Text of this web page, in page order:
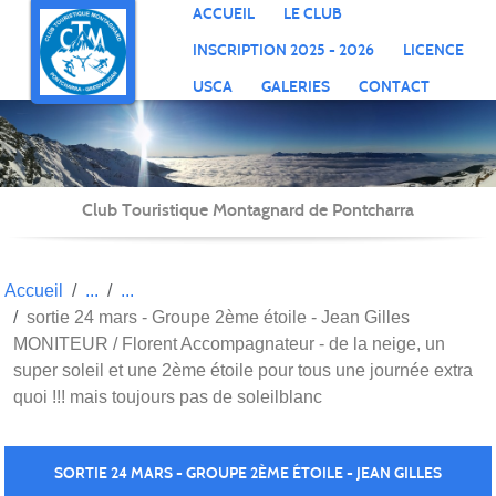
ACCUEIL
LE CLUB
INSCRIPTION 2025 - 2026
LICENCE
USCA
GALERIES CONTACT
Club Touristique Montagnard de Pontcharra
Accueil
sortie 24 mars - Groupe 2ème étoile - Jean Gilles
MONITEUR / Florent Accompagnateur - de la neige, un
super soleil et une 2ème étoile pour tous une journée extra
quoi !!! mais toujours pas de soleilblanc
SORTIE 24 MARS - GROUPE 2ÈME ÉTOILE - JEAN GILLES
Panneau de gestion des cookies